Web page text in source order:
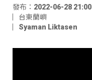
發布：2022-06-28 21:00
台東蘭嶼
Syaman Liktasen